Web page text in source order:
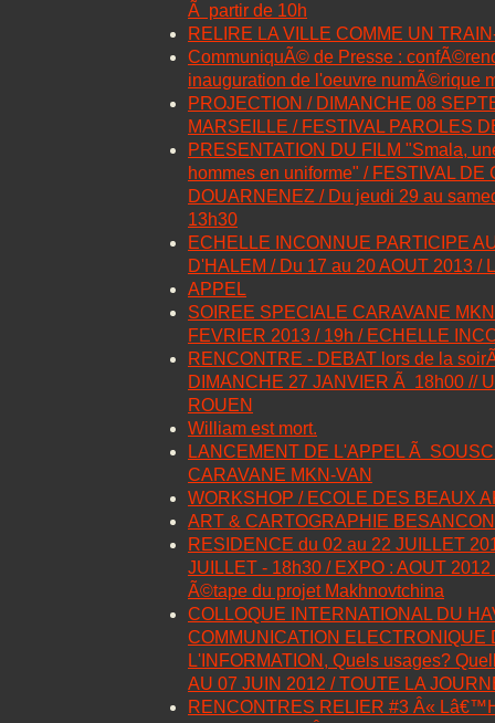
Ã partir de 10h
RELIRE LA VILLE COMME UN
CommuniquÃ© de Presse :
inauguration de l'oeuvre numÃ©rique
PROJECTION / DIMANCHE 08
MARSEILLE / FESTIVAL PAROLES
PRESENTATION DU FILM "Smala,
hommes en uniforme" / FESTIVAL
DOUARNENEZ / Du jeudi 29 au
13h30
ECHELLE INCONNUE PARTICIPE
D'HALEM / Du 17 au 20 AOUT 2013 /
APPEL
SOIREE SPECIALE CARAVANE
FEVRIER 2013 / 19h / ECHELLE
RENCONTRE - DEBAT lors de la
DIMANCHE 27 JANVIER Ã 18h00 //
ROUEN
William est mort.
LANCEMENT DE L'APPEL Ã
CARAVANE MKN-VAN
WORKSHOP / ECOLE DES BEAUX
ART & CARTOGRAPHIE
RESIDENCE du 02 au 22 JUILLET
JUILLET - 18h30 / EXPO : AOUT 2012
Ã©tape du projet Makhnovtchina
COLLOQUE INTERNATIONAL DU
COMMUNICATION ELECTRONIQUE
L'INFORMATION, Quels usages?
AU 07 JUIN 2012 / TOUTE LA
RENCONTRES RELIER #3 Â«